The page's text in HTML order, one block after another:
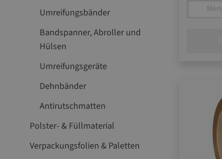
Umreifungsbänder
Bandspanner, Abroller und
Hülsen
Umreifungsgeräte
Dehnbänder
Antirutschmatten
Polster- & Füllmaterial
Verpackungsfolien & Paletten